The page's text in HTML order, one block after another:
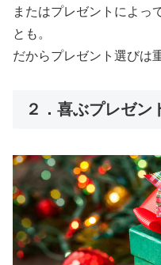
またはプレゼントによっ
とも。
だからプレゼント選びは
２．喜ぶプレゼン